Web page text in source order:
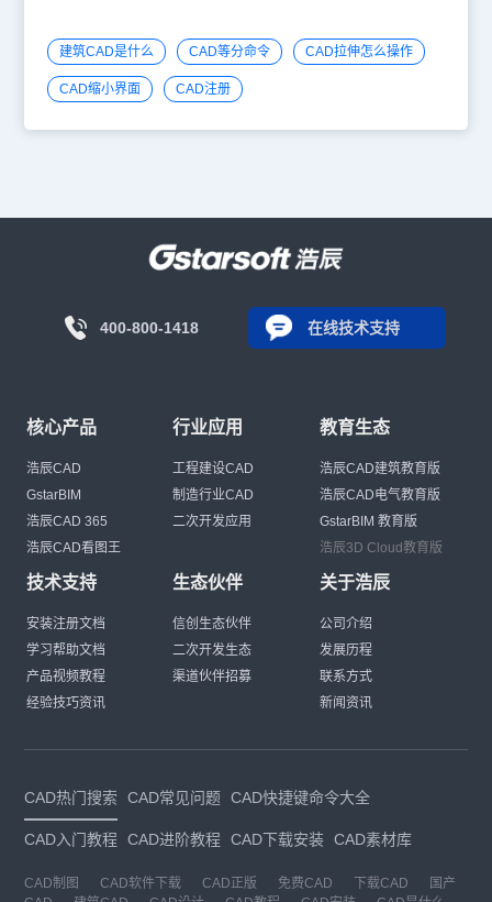
建筑CAD是什么 CAD等分命令 CAD拉伸怎么操作
CAD缩小界面 CAD注册
400-800-1418 在线技术支持
核心产品
浩辰CAD
GstarBIM
浩辰CAD 365
浩辰CAD看图王
行业应用
工程建设CAD
制造行业CAD
二次开发应用
教育生态
浩辰CAD建筑教育版
浩辰CAD电气教育版
GstarBIM 教育版
浩辰3D Cloud教育版
技术支持
安装注册文档
学习帮助文档
产品视频教程
经验技巧资讯
生态伙伴
信创生态伙伴
二次开发生态
渠道伙伴招募
关于浩辰
公司介绍
发展历程
联系方式
新闻资讯
CAD热门搜索 CAD常见问题 CAD快捷键命令大全
CAD入门教程 CAD进阶教程 CAD下载安装 CAD素材库
CAD制图 CAD软件下载 CAD正版 免费CAD 下载CAD
国产